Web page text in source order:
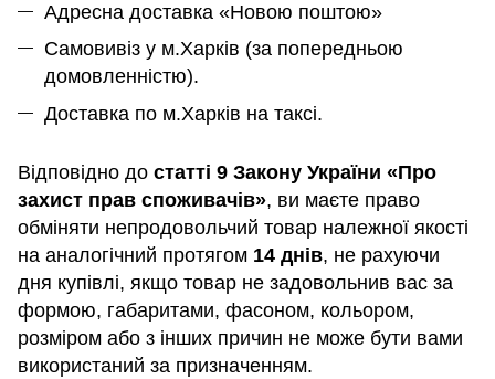
Адресна доставка «Новою поштою»
Самовивіз у м.Харків (за попередньою
домовленністю).
Доставка по м.Харків на таксі.
Відповідно до статті 9 Закону України «Про
захист прав споживачів», ви маєте право
обміняти непродовольчий товар належної якості
на аналогічний протягом 14 днів, не рахуючи
дня купівлі, якщо товар не задовольнив вас за
формою, габаритами, фасоном, кольором,
розміром або з інших причин не може бути вами
використаний за призначенням.